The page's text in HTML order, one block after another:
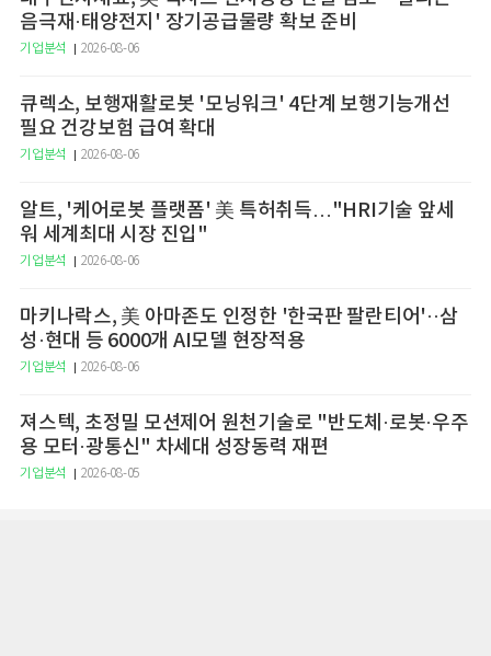
음극재·태양전지' 장기공급물량 확보 준비
기업분석 2026-08-06
큐렉소, 보행재활로봇 '모닝워크' 4단계 보행기능개선
필요 건강보험 급여 확대
기업분석 2026-08-06
알트, '케어로봇 플랫폼' 美 특허취득…"HRI기술 앞세
워 세계최대 시장 진입"
기업분석 2026-08-06
마키나락스, 美 아마존도 인정한 '한국판 팔란티어'··삼
성·현대 등 6000개 AI모델 현장적용
기업분석 2026-08-06
져스텍, 초정밀 모션제어 원천기술로 "반도체·로봇·우주
용 모터·광통신" 차세대 성장동력 재편
기업분석 2026-08-05